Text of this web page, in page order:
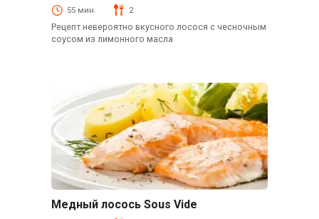
55 мин. 2
Рецепт невероятно вкусного лосося с чесночным
соусом из лимонного масла
Рыба и морепродукты
Медный лосось Sous Vide